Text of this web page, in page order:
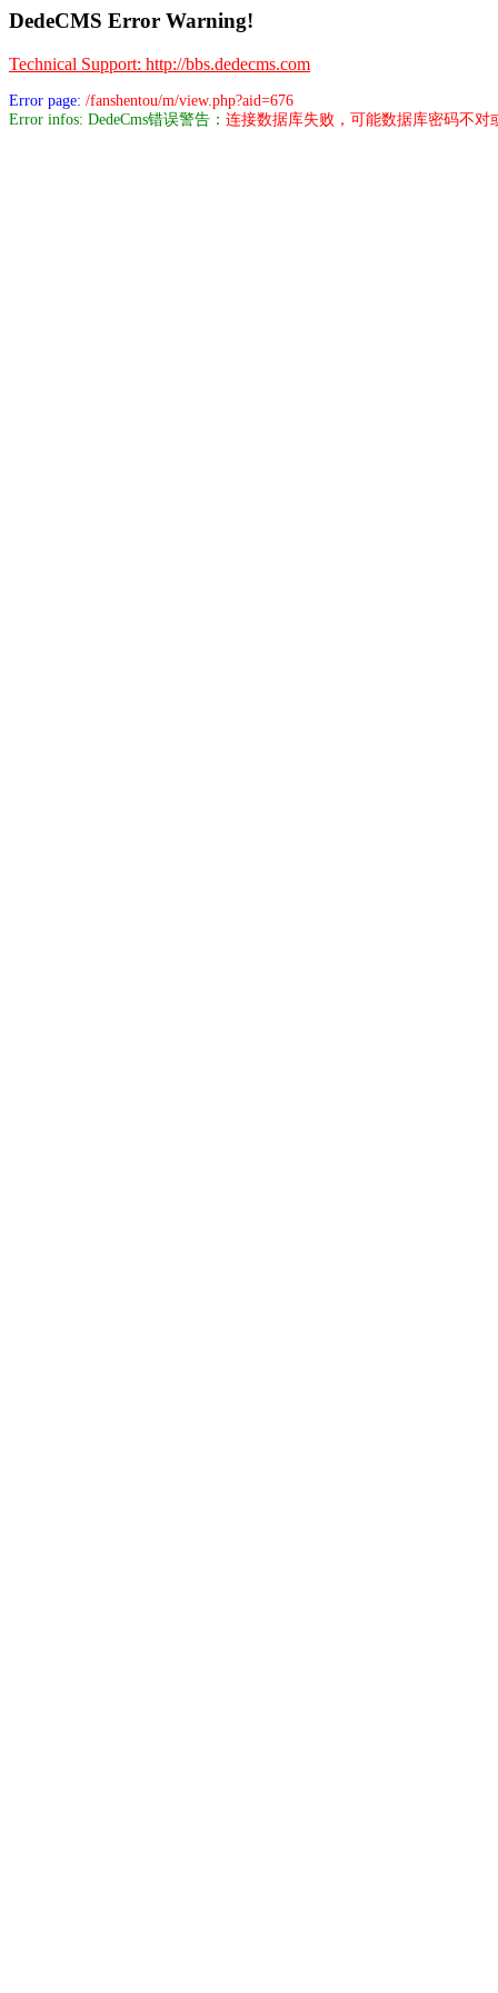
DedeCMS Error Warning!
Technical Support: http://bbs.dedecms.com
Error page: /fanshentou/m/view.php?aid=676
Error infos: DedeCms错误警告： 连接数据库失败，可能数据库密码不对